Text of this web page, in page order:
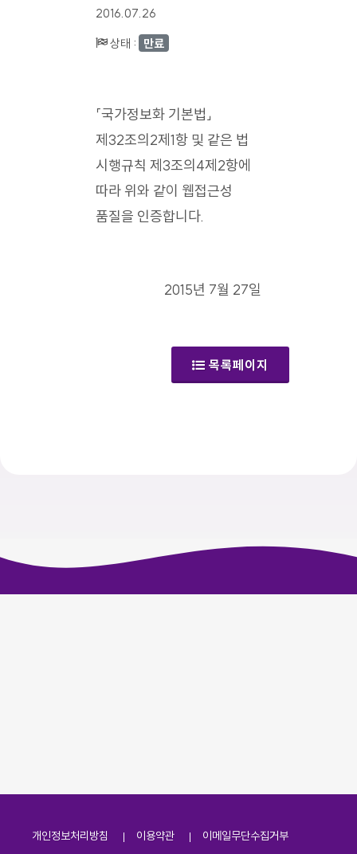
2016.07.26
상태 : 만료
「국가정보화 기본법」
제32조의2제1항 및 같은 법
시행규칙 제3조의4제2항에
따라 위와 같이 웹접근성
품질을 인증합니다.
2015년 7월 27일
목록페이지
개인정보처리방침 이용약관 이메일무단수집거부